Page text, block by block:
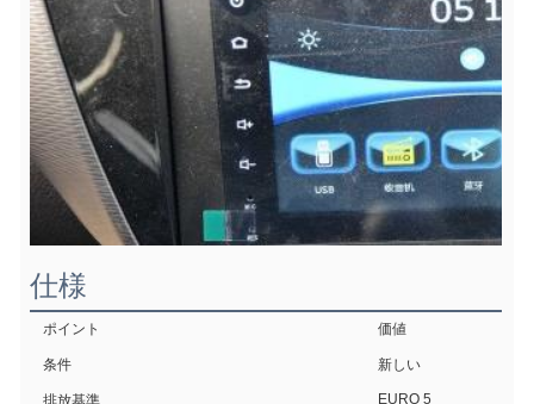
仕様
ポイント 価値
条件 新しい
排放基準 EURO 5